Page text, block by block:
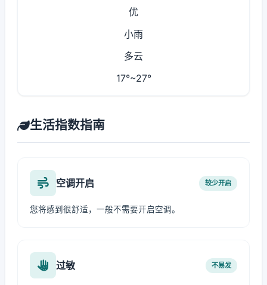
优
小雨
多云
17°~27°
生活指数指南
空调开启 较少开启
您将感到很舒适，一般不需要开启空调。
过敏 不易发